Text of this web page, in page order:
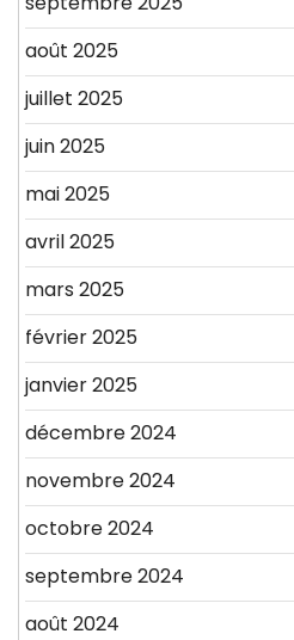
août 2025
juillet 2025
juin 2025
mai 2025
avril 2025
mars 2025
février 2025
janvier 2025
décembre 2024
novembre 2024
octobre 2024
septembre 2024
août 2024